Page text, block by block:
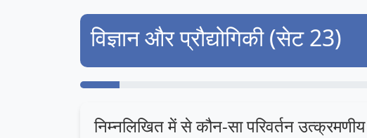
विज्ञान और प्रौद्योगिकी (सेट 23)
निम्नलिखित में से कौन-सा परिवर्तन